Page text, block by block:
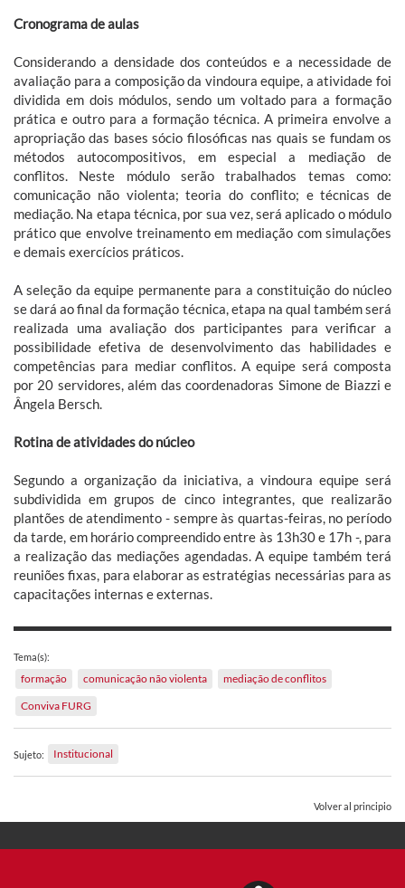
Cronograma de aulas
Considerando a densidade dos conteúdos e a necessidade de
avaliação para a composição da vindoura equipe, a atividade foi
dividida em dois módulos, sendo um voltado para a formação
prática e outro para a formação técnica. A primeira envolve a
apropriação das bases sócio filosóficas nas quais se fundam os
métodos autocompositivos, em especial a mediação de
conflitos. Neste módulo serão trabalhados temas como:
comunicação não violenta; teoria do conflito; e técnicas de
mediação. Na etapa técnica, por sua vez, será aplicado o módulo
prático que envolve treinamento em mediação com simulações
e demais exercícios práticos.
A seleção da equipe permanente para a constituição do núcleo
se dará ao final da formação técnica, etapa na qual também será
realizada uma avaliação dos participantes para verificar a
possibilidade efetiva de desenvolvimento das habilidades e
competências para mediar conflitos. A equipe será composta
por 20 servidores, além das coordenadoras Simone de Biazzi e
Ângela Bersch.
Rotina de atividades do núcleo
Segundo a organização da iniciativa, a vindoura equipe será
subdividida em grupos de cinco integrantes, que realizarão
plantões de atendimento - sempre às quartas-feiras, no período
da tarde, em horário compreendido entre às 13h30 e 17h -, para
a realização das mediações agendadas. A equipe também terá
reuniões fixas, para elaborar as estratégias necessárias para as
capacitações internas e externas.
Tema(s):
formação comunicação não violenta
mediação de conflitos
Conviva FURG
Sujeto: Institucional
Volver al principio